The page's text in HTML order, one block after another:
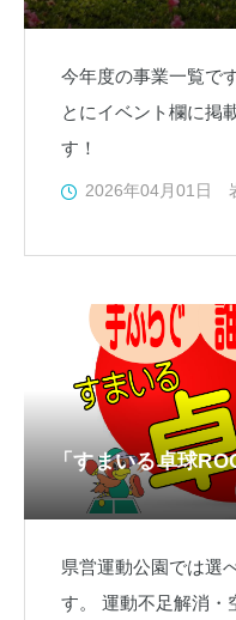
今年度の事業一覧で
とにイベント欄に掲
2026年04月01日
「すまいる卓球
県営運動公園では選
す。 運動不足解消・